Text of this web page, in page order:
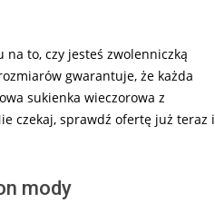
na to, czy jesteś zwolenniczką
gwarantuje, że każda
sukienka wieczorowa z
czekaj, sprawdź ofertę już teraz i
mody